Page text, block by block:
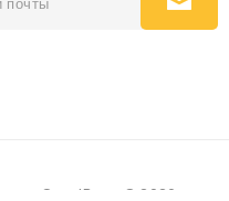
GoodBags © 2026